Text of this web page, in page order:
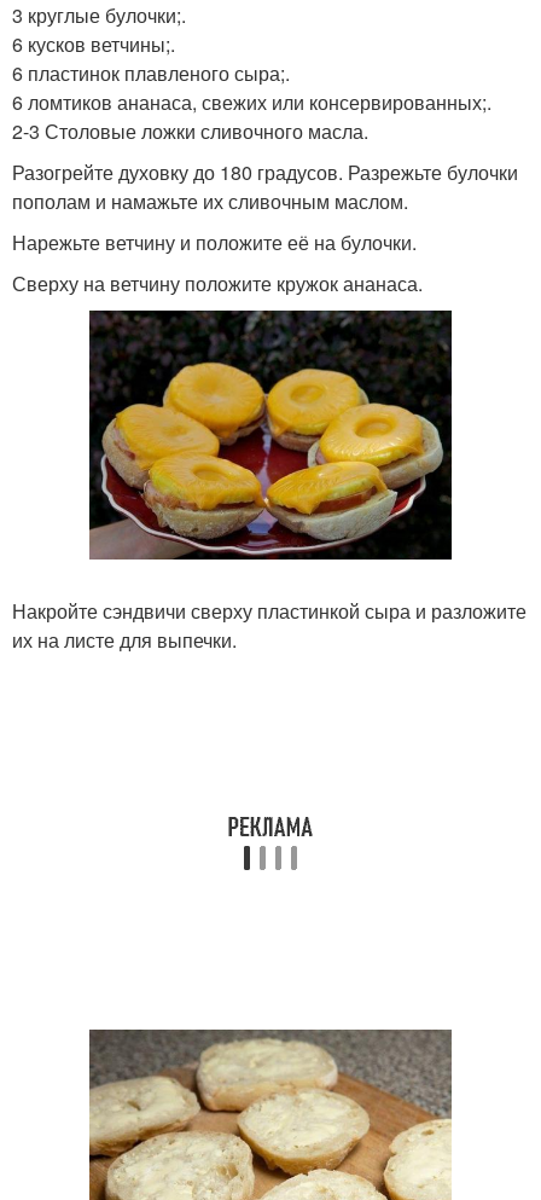
3 круглые булочки;.
6 кусков ветчины;.
6 пластинок плавленого сыра;.
6 ломтиков ананаса, свежих или консервированных;.
2-3 Столовые ложки сливочного масла.
Разогрейте духовку до 180 градусов. Разрежьте булочки
пополам и намажьте их сливочным маслом.
Нарежьте ветчину и положите её на булочки.
Сверху на ветчину положите кружок ананаса.
Накройте сэндвичи сверху пластинкой сыра и разложите
их на листе для выпечки.